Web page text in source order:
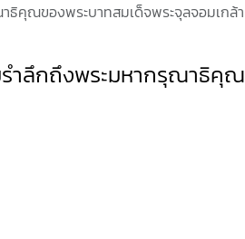
ธิคุณของพระบาทสมเด็จพระจุลจอมเกล้า
รำลึกถึงพระมหากรุณาธิคุณ